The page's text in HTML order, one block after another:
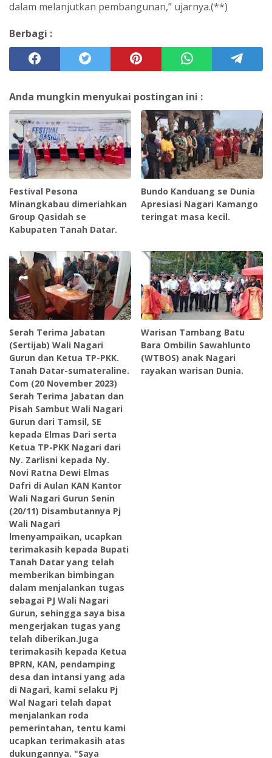
dalam melanjutkan pembangunan,” ujarnya.(**)
Berbagi :
Anda mungkin menyukai postingan ini :
Festival Pesona
Minangkabau dimeriahkan
Group Qasidah se
Kabupaten Tanah Datar.
Bundo Kanduang se Dunia
Apresiasi Nagari Kamango
teringat masa kecil.
Serah Terima Jabatan
(Sertijab) Wali Nagari
Gurun dan Ketua TP-PKK.
Tanah Datar-sumateraline.
Com (20 November 2023)
Serah Terima Jabatan dan
Pisah Sambut Wali Nagari
Gurun dari Tamsil, SE
kepada Elmas Dari serta
Ketua TP-PKK Nagari dari
Ny. Zarlisni kepada Ny.
Novi Ratna Dewi Elmas
Dafri di Aulan KAN Kantor
Wali Nagari Gurun Senin
(20/11) Disambutannya Pj
Wali Nagari
lmenyampaikan, ucapkan
terimakasih kepada Bupati
Tanah Datar yang telah
memberikan bimbingan
dalam menjalankan tugas
sebagai PJ Wali Nagari
Gurun, sehingga saya bisa
mengerjakan tugas yang
telah diberikan.Juga
terimakasih kepada Ketua
BPRN, KAN, pendamping
desa dan intansi yang ada
di Nagari, kami selaku Pj
Wal Nagari telah dapat
menjalankan roda
pemerintahan, tentu kami
ucapkan terimakasih atas
dukungannya. "Saya
Warisan Tambang Batu
Bara Ombilin Sawahlunto
(WTBOS) anak Nagari
rayakan warisan Dunia.